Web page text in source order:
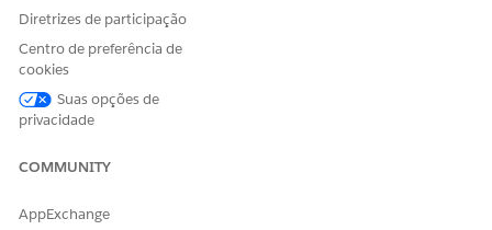
Diretrizes de participação
Centro de preferência de
cookies
Suas opções de
privacidade
COMMUNITY
AppExchange